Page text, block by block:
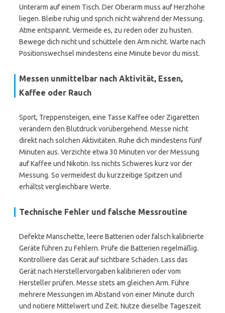
Unterarm auf einem Tisch. Der Oberarm muss auf Herzhöhe
liegen. Bleibe ruhig und sprich nicht während der Messung.
Atme entspannt. Vermeide es, zu reden oder zu husten.
Bewege dich nicht und schüttele den Arm nicht. Warte nach
Positionswechsel mindestens eine Minute bevor du misst.
Messen unmittelbar nach Aktivität, Essen,
Kaffee oder Rauch
Sport, Treppensteigen, eine Tasse Kaffee oder Zigaretten
verändern den Blutdruck vorübergehend. Messe nicht
direkt nach solchen Aktivitäten. Ruhe dich mindestens fünf
Minuten aus. Verzichte etwa 30 Minuten vor der Messung
auf Kaffee und Nikotin. Iss nichts Schweres kurz vor der
Messung. So vermeidest du kurzzeitige Spitzen und
erhältst vergleichbare Werte.
Technische Fehler und falsche Messroutine
Defekte Manschette, leere Batterien oder falsch kalibrierte
Geräte führen zu Fehlern. Prüfe die Batterien regelmäßig.
Kontrolliere das Gerät auf sichtbare Schäden. Lass das
Gerät nach Herstellervorgaben kalibrieren oder vom
Hersteller prüfen. Messe stets am gleichen Arm. Führe
mehrere Messungen im Abstand von einer Minute durch
und notiere Mittelwert und Zeit. Nutze dieselbe Tageszeit